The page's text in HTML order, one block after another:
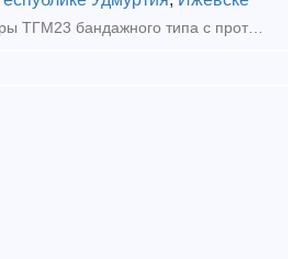
Продам колесные пары ТГМ23 бандажного типа с противовесами и пальцами для спарников По всем вопросам прошу звонить по телефону или писать на почту Андрей Тел: +7 (922) 691-53-03